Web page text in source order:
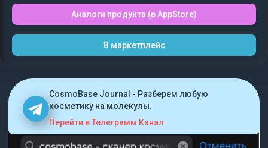
Аналоги продукта (в AppStore)
В маркетплейс
CosmoBase Journal - Разберем любую
косметику на молекулы.
Перейти в Телеграмм Канал